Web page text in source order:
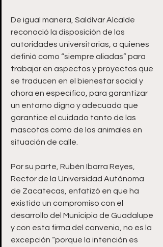
De igual manera, Saldívar Alcalde
reconoció la disposición de las
autoridades universitarias, a quienes
definió como “siempre aliadas” para
trabajar en aspectos y proyectos que
se traducen en el bienestar social y
ahora en específico, para garantizar
un entorno digno y adecuado que
garantice el cuidado tanto de las
mascotas como de los animales en
situación de calle.
Por su parte, Rubén Ibarra Reyes,
Rector de la Universidad Autónoma
de Zacatecas, enfatizó en que ha
existido un compromiso con el
desarrollo del Municipio de Guadalupe
y con esta firma del convenio, no es la
excepción “porque la intención es